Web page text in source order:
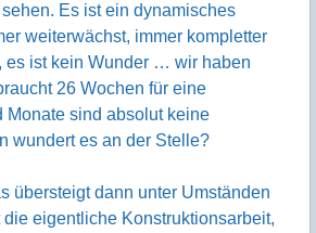
Es ist ein dynamisches
weiterwächst, immer kompletter
es ist kein Wunder … wir haben
26 Wochen für eine
Monate sind absolut keine
wundert es an der Stelle?
übersteigt dann unter Umständen
eigentliche Konstruktionsarbeit,